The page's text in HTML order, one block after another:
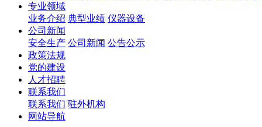
专业领域
业务介绍 典型业绩 仪器设备
公司新闻
安全生产 公司新闻 公告公示
政策法规
党的建设
人才招聘
联系我们
联系我们 驻外机构
网站导航